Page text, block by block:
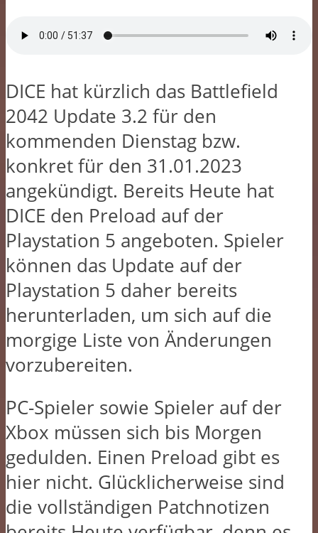
DICE hat kürzlich das Battlefield
2042 Update 3.2 für den
kommenden Dienstag bzw.
konkret für den 31.01.2023
angekündigt. Bereits Heute hat
DICE den Preload auf der
Playstation 5 angeboten. Spieler
können das Update auf der
Playstation 5 daher bereits
herunterladen, um sich auf die
morgige Liste von Änderungen
vorzubereiten.
PC-Spieler sowie Spieler auf der
Xbox müssen sich bis Morgen
gedulden. Einen Preload gibt es
hier nicht. Glücklicherweise sind
die vollständigen Patchnotizen